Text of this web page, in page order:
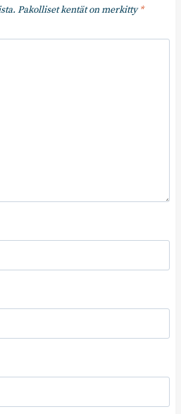
Pakolliset kentät on merkitty*